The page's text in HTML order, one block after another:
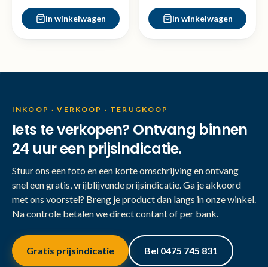
In winkelwagen In winkelwagen
INKOOP · VERKOOP · TERUGKOOP
Iets te verkopen? Ontvang binnen
24 uur een prijsindicatie.
Stuur ons een foto en een korte omschrijving en ontvang
snel een gratis, vrijblijvende prijsindicatie. Ga je akkoord
met ons voorstel? Breng je product dan langs in onze winkel.
Na controle betalen we direct contant of per bank.
Gratis prijsindicatie Bel 0475 745 831